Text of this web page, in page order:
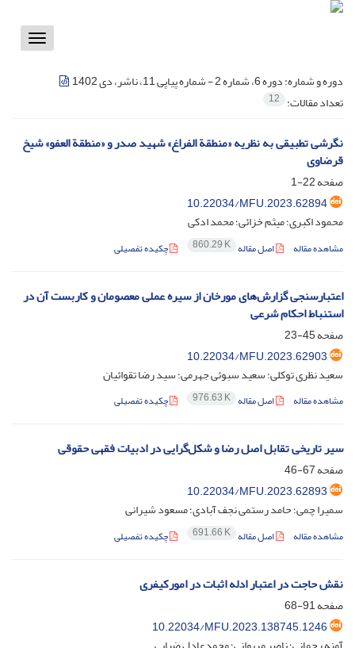
Toggle
دوره و شماره:دوره 6، شماره 2 - شماره پیاپی 11، ناشر، دی 1402
تعداد مقالات: 12
نگرشی تطبیقی به نظریه «منطقة الفراغ» شهید صدر و «منطقة العفو» شیخ
قرضاوی
صفحه22-1
10.22034/MFU.2023.62894
محمود اکبری؛ میثم خزائی؛ محمد ادکی
مشاهده مقاله اصل مقاله 860.29 K چکیده تفصیلی
اعتبارسنجی گزارش‌های مورخان از سیره عملی معصومان و کاربست آن در
استنباط احکام شرعی
صفحه45-23
10.22034/MFU.2023.62903
سعید نظری توکلی؛ سعید سبوئی جهرمی؛ سید رضا تقوائیان
مشاهده مقاله اصل مقاله 976.63 K چکیده تفصیلی
سیر تاریخی تقابل اصل رضا و شکل‌گرایی در ادبیات فقهی حقوقی
صفحه67-46
10.22034/MFU.2023.62893
سمیرا چمی؛ حامد رستمی نجف آبادی؛ مسعود شیرانی
مشاهده مقاله اصل مقاله 691.66 K چکیده تفصیلی
نقش حاجت در اعتبار ادله اثبات در امورکیفری
صفحه91-68
10.22034/MFU.2023.138745.1246